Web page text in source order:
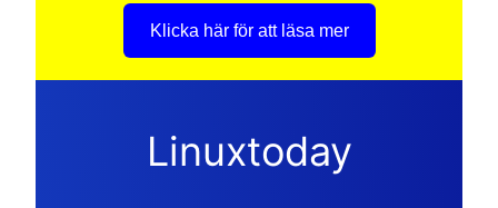
Klicka här för att läsa mer
Linuxtoday